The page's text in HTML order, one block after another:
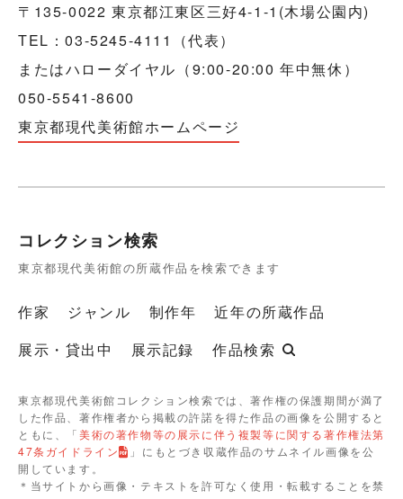
〒135-0022 東京都江東区三好4-1-1(木場公園内)
TEL：03-5245-4111（代表）
またはハローダイヤル（9:00-20:00 年中無休）
050-5541-8600
東京都現代美術館ホームページ
コレクション検索
東京都現代美術館の所蔵作品を検索できます
作家 ジャンル 制作年
近年の所蔵作品
展示・貸出中
展示記録 作品検索
東京都現代美術館コレクション検索では、著作権の保護期間が満了
した作品、著作権者から掲載の許諾を得た作品の画像を公開すると
ともに、「美術の著作物等の展示に伴う複製等に関する著作権法第
47条ガイドライン
」にもとづき収蔵作品のサムネイル画像を公
開しています。
＊当サイトから画像・テキストを許可なく使用・転載することを禁